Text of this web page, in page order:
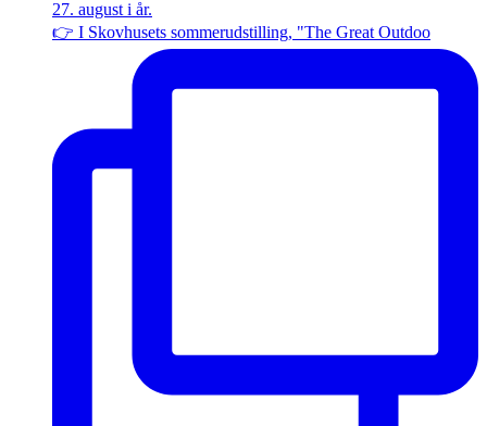
👉 I Skovhusets sommerudstilling, "The Great Outdoo